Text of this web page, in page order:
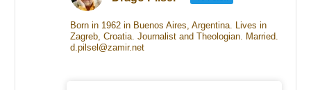
Born in 1962 in Buenos Aires, Argentina. Lives in
Zagreb, Croatia. Journalist and Theologian. Married.
d.pilsel@zamir.net